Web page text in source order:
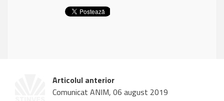
Articolul anterior
Comunicat ANIM, 06 august 2019